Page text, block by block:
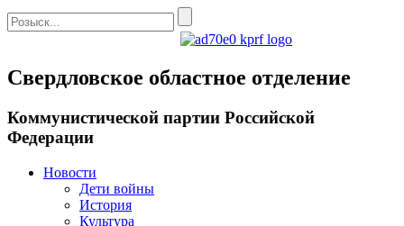
Свердловское областное отделение
Коммунистической партии Российской
Федерации
Новости
Дети войны
История
Культура